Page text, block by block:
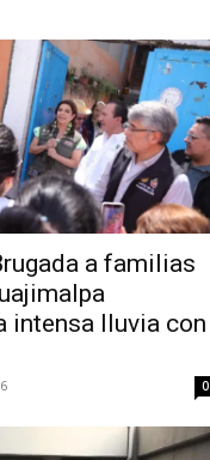
a familias
intensa lluvia con
0